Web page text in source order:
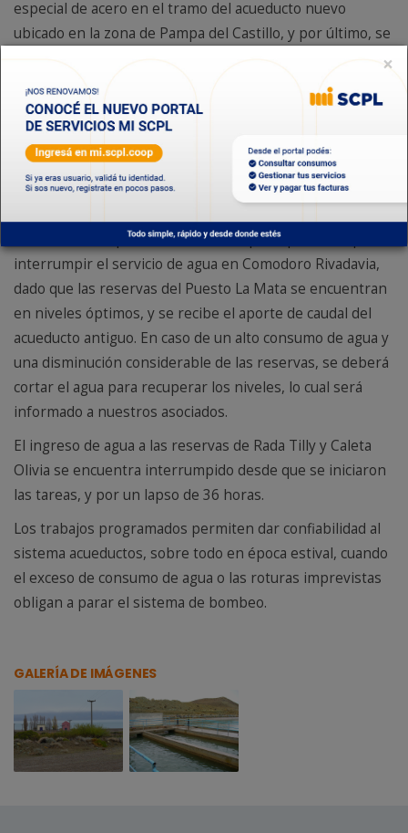
especial de acero en el tramo del acueducto nuevo
ubicado en la zona de Pampa del Castillo, y por último, se
Estaciones Reguladoras de Presión Nº 3 y Nº 4, ubicadas
en la zona de El Tordillo. Finalizados los trabajos, se
realizará el relleno de la cañería hasta que el agua
comience a llegar a las reservas de Puesto La Mata,
proceso que demora alrededor de 10 horas, después de
Cabe destacar que estas tareas, en principio, no implican
interrumpir el servicio de agua en Comodoro Rivadavia,
dado que las reservas del Puesto La Mata se encuentran
en niveles óptimos, y se recibe el aporte de caudal del
acueducto antiguo. En caso de un alto consumo de agua y
una disminución considerable de las reservas, se deberá
cortar el agua para recuperar los niveles, lo cual será
informado a nuestros asociados.
El ingreso de agua a las reservas de Rada Tilly y Caleta
Olivia se encuentra interrumpido desde que se iniciaron
las tareas, y por un lapso de 36 horas.
Los trabajos programados permiten dar confiabilidad al
sistema acueductos, sobre todo en época estival, cuando
el exceso de consumo de agua o las roturas imprevistas
obligan a parar el sistema de bombeo.
GALERÍA DE IMÁGENES
×